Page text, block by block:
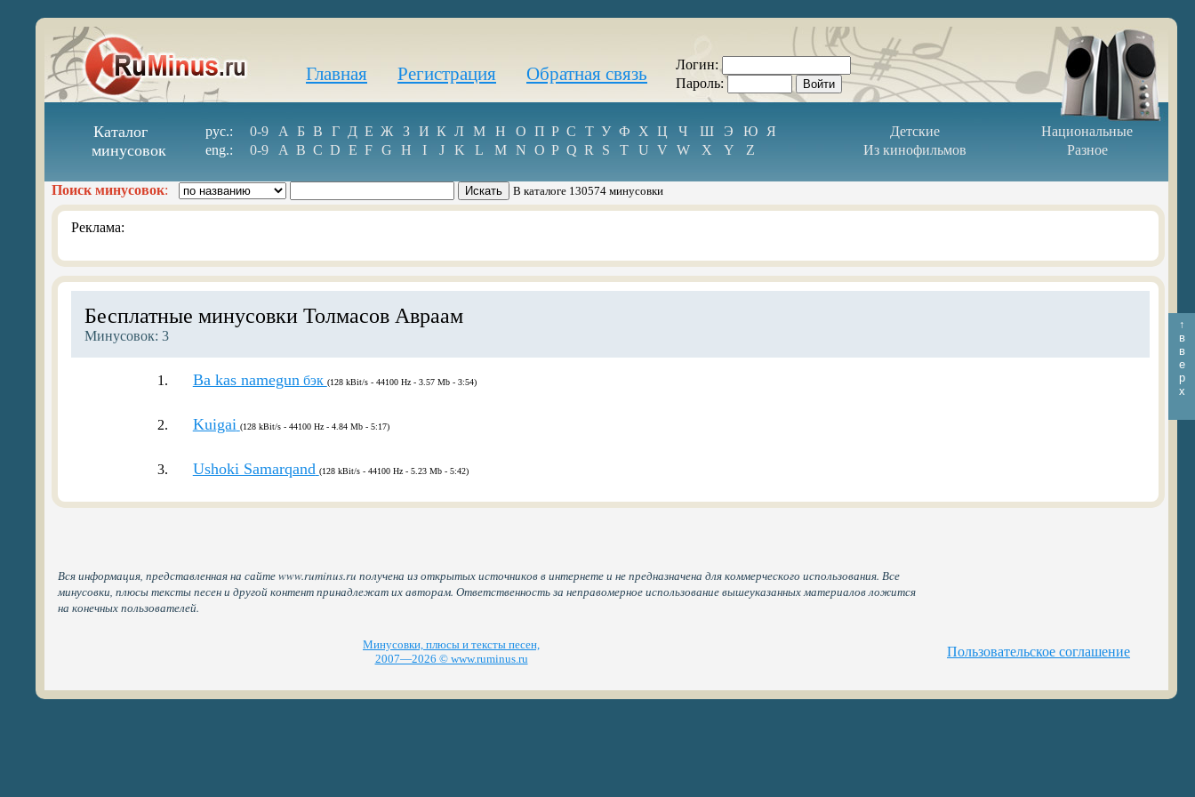
Главная Регистрация Обратная связь
Логин:
Пароль:
Каталог
минусовок
рус.: 0-9 А Б В Г Д Е Ж З И К Л М Н О П Р С Т У Ф Х Ц Ч Ш Э Ю Я Детские
Национальные
eng.:
0-9 A B C D E F G H I J K L M N O P Q R S T U V W X Y Z Из кинофильмов Разное
Поиск минусовок: В каталоге 130574 минусовки
Реклама:
Бесплатные минусовки Толмасов Авраам
Минусовок: 3
1. Ba kas namegun бэк (128 kBit/s - 44100 Hz - 3.57 Mb - 3:54)
2. Kuigai (128 kBit/s - 44100 Hz - 4.84 Mb - 5:17)
3. Ushoki Samarqand (128 kBit/s - 44100 Hz - 5.23 Mb - 5:42)
Вся информация, представленная на сайте www.ruminus.ru получена из открытых источников в интернете и не предназначена для коммерческого использования. Все
минусовки, плюсы тексты песен и другой контент принадлежат их авторам. Ответственность за неправомерное использование вышеуказанных материалов ложится
на конечных пользователей.
Минусовки, плюсы и тексты песен,
2007—2026 © www.ruminus.ru
Пользовательское соглашение
↑
в
в
е
р
х